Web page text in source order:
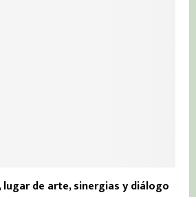
lugar de arte, sinergias y diálogo